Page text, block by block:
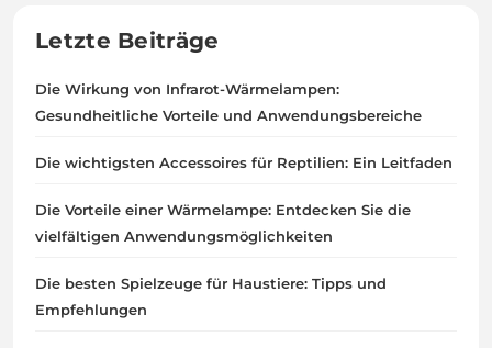
Letzte Beiträge
Die Wirkung von Infrarot-Wärmelampen:
Gesundheitliche Vorteile und Anwendungsbereiche
Die wichtigsten Accessoires für Reptilien: Ein Leitfaden
Die Vorteile einer Wärmelampe: Entdecken Sie die
vielfältigen Anwendungsmöglichkeiten
Die besten Spielzeuge für Haustiere: Tipps und
Empfehlungen